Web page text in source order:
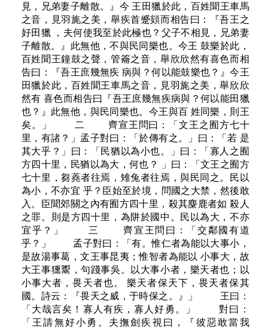
見，兄弟妻子離散。』今 王田獵於此，百姓聞王車馬
之音，見羽旄之美，舉疾首蹙頞而相告曰：『吾王之
好田獵 ，夫何使我至於此極也？父子不相見，兄弟妻
子離散。』此無他，不與民同樂也。今王 鼓樂於此，
百姓聞王鐘鼓之聲，管籥之音，舉欣欣然有喜色而相
告曰：『吾王庶幾無疾 病與？何以能鼓樂也？』今王
田獵於此，百姓聞王車馬之音，見羽旄之美，舉欣欣
然有 喜色而相告曰『吾王庶幾無疾病與？何以能田獵
也？』此無他，與民同樂也。今王與百 姓同樂，則王
矣。」 二 齊宣王問曰：「文王之囿方七十
里，有諸？」孟子對曰：「於傳有之。」曰：「若 是
其大乎？」曰：「民猶以為小也。」曰：「寡人之囿
方四十里，民猶以為大，何也？ 」曰：「文王之囿方
七十里，芻蕘者往焉，雉兔者往焉，與民同之。民以
為小，不亦宜 乎？臣始至於境，問國之大禁，然後敢
入。臣聞郊關之內有囿方四十里，殺其麋鹿者如 殺人
之罪。則是方四十里，為阱於國中。民以為大，不亦
宜乎？」 三 齊宣王問曰：「交鄰國有道
乎？」 孟子對曰：「有。惟仁者為能以大事小，
是故湯事葛，文王事昆夷；惟智者為能以 小事大，故
大王事獯鬻，句踐事吳。以大事小者，樂天者也；以
小事大者，畏天者也。 樂天者保天下，畏天者保其
國。詩云：『畏天之威，于時保之。』」 王曰：
「大哉言矣！寡人有疾，寡人好勇。」 對曰：
「王請無好小勇。夫撫劍疾視曰，『彼惡敢當我